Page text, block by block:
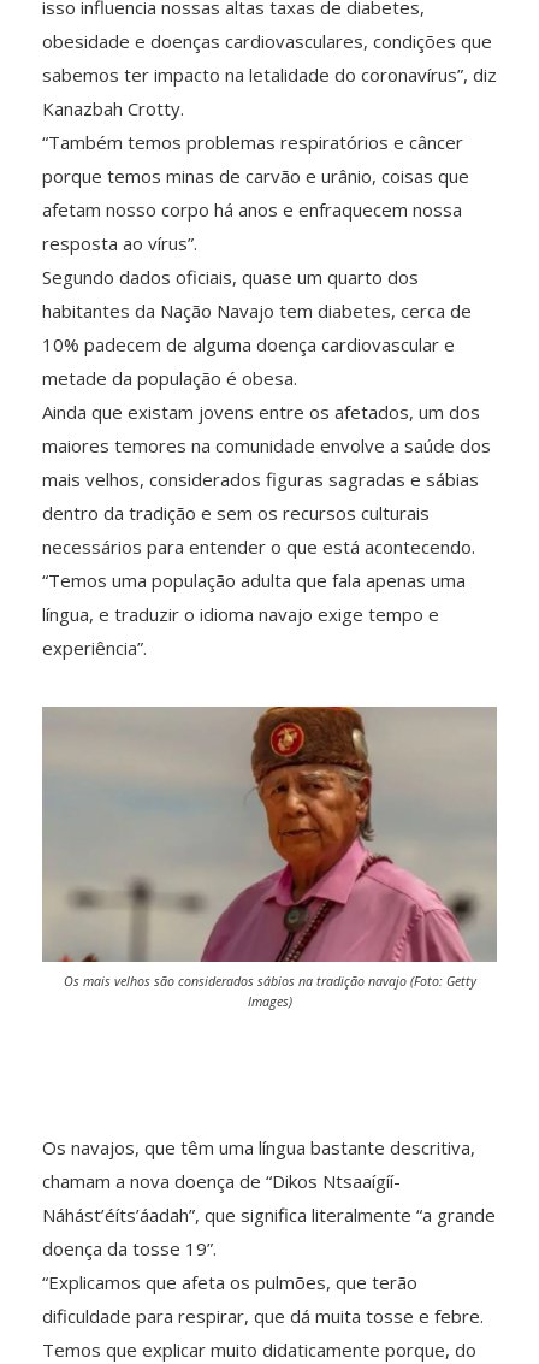
isso influencia nossas altas taxas de diabetes,
obesidade e doenças cardiovasculares, condições que
sabemos ter impacto na letalidade do coronavírus”, diz
Kanazbah Crotty.
“Também temos problemas respiratórios e câncer
porque temos minas de carvão e urânio, coisas que
afetam nosso corpo há anos e enfraquecem nossa
resposta ao vírus”.
Segundo dados oficiais, quase um quarto dos
habitantes da Nação Navajo tem diabetes, cerca de
10% padecem de alguma doença cardiovascular e
metade da população é obesa.
Ainda que existam jovens entre os afetados, um dos
maiores temores na comunidade envolve a saúde dos
mais velhos, considerados figuras sagradas e sábias
dentro da tradição e sem os recursos culturais
necessários para entender o que está acontecendo.
“Temos uma população adulta que fala apenas uma
língua, e traduzir o idioma navajo exige tempo e
experiência”.
Os mais velhos são considerados sábios na tradição navajo (Foto: Getty
Images)
Os navajos, que têm uma língua bastante descritiva,
chamam a nova doença de “Dikos Ntsaaígíí-
Náhást’éíts’áadah”, que significa literalmente “a grande
doença da tosse 19”.
“Explicamos que afeta os pulmões, que terão
dificuldade para respirar, que dá muita tosse e febre.
Temos que explicar muito didaticamente porque, do